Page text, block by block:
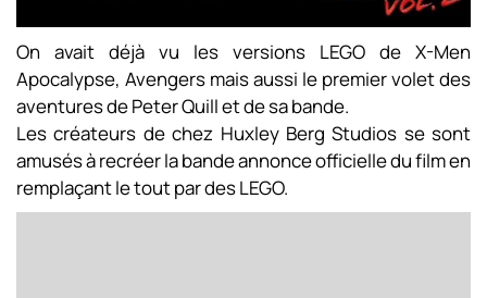
On avait déjà vu les versions LEGO de X-Men
Apocalypse, Avengers mais aussi le premier volet des
aventures de Peter Quill et de sa bande.
Les créateurs de chez Huxley Berg Studios se sont
amusés à recréer la bande annonce officielle du film en
remplaçant le tout par des LEGO.